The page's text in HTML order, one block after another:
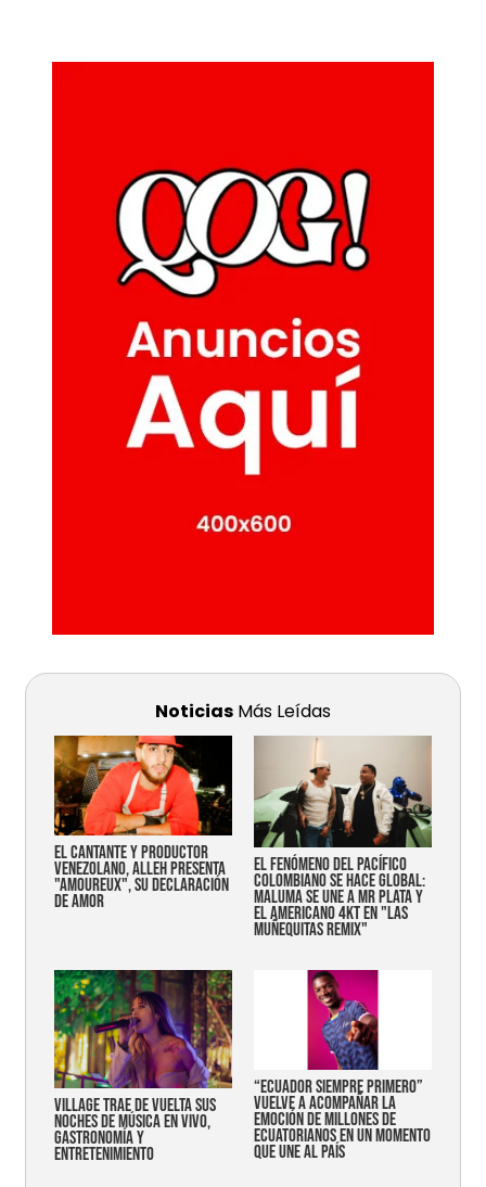
Noticias Más Leídas
EL CANTANTE Y PRODUCTOR
VENEZOLANO, ALLEH PRESENTA
"AMOUREUX", SU DECLARACIÓN
DE AMOR
EL FENÓMENO DEL PACÍFICO
COLOMBIANO SE HACE GLOBAL:
MALUMA SE UNE A MR PLATA Y
EL AMERICANO 4KT EN "LAS
MUÑEQUITAS REMIX"
Village trae de vuelta sus
noches de música en vivo,
gastronomía y
entretenimiento
“Ecuador siempre primero”
vuelve a acompañar la
emoción de millones de
ecuatorianos en un momento
que une al país